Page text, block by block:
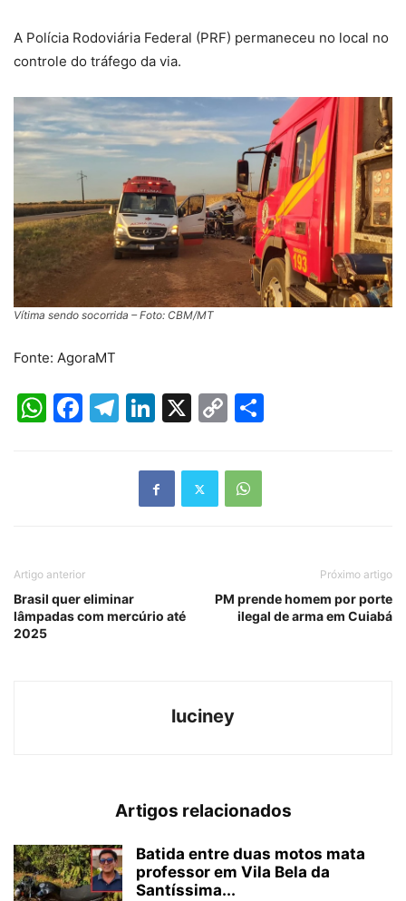
A Polícia Rodoviária Federal (PRF) permaneceu no local no
controle do tráfego da via.
Vítima sendo socorrida – Foto: CBM/MT
Fonte: AgoraMT
WhatsApp
Facebook
Telegram
LinkedIn
X
Copy
Artigo anterior
Brasil quer eliminar
lâmpadas com mercúrio até
2025
Próximo artigo
PM prende homem por porte
ilegal de arma em Cuiabá
luciney
Artigos relacionados
Batida entre duas motos mata
professor em Vila Bela da
Santíssima...